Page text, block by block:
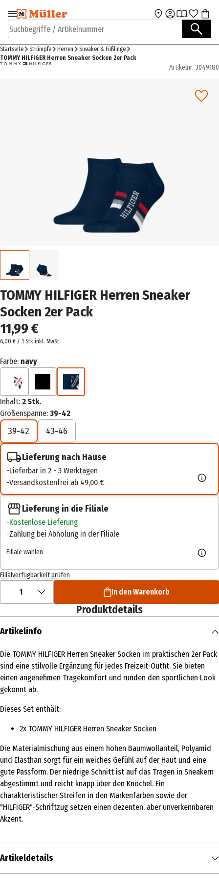
Zur Navigation
springen
Zum Hauptinhalt
Suchbegriffe / Artikelnummer
Startseite Strümpfe Herren
Sneaker & Füßlinge
TOMMY HILFIGER Herren Sneaker Socken 2er Pack
Artikelnr. 3049180
TOMMY HILFIGER Herren Sneaker
Socken 2er Pack
11,99 €
6,00 € / 1 Stk.inkl. MwSt.
Farbe: navy
Inhalt: 2 Stk.
Größenspanne: 39-42
39-42 43-46
Lieferung nach Hause
Lieferbar in 2 - 3 Werktagen
Versandkostenfrei ab 49,00 €
Lieferung in die Filiale
Kostenlose Lieferung
Zahlung bei Abholung in der Filiale
Filiale wählen
Filialverfügbarkeit prüfen
1 In den Warenkorb
Produktdetails
Artikelinfo
Die TOMMY HILFIGER Herren Sneaker Socken im praktischen 2er Pack
sind eine stilvolle Ergänzung für jedes Freizeit-Outfit. Sie bieten
einen angenehmen Tragekomfort und runden den sportlichen Look
gekonnt ab.
Dieses Set enthält:
2x TOMMY HILFIGER Herren Sneaker Socken
Die Materialmischung aus einem hohen Baumwollanteil, Polyamid
und Elasthan sorgt für ein weiches Gefühl auf der Haut und eine
gute Passform. Der niedrige Schnitt ist auf das Tragen in Sneakern
abgestimmt und reicht knapp über den Knöchel. Ein
charakteristischer Streifen in den Markenfarben sowie der
"HILFIGER"-Schriftzug setzen einen dezenten, aber unverkennbaren
Akzent.
Artikeldetails